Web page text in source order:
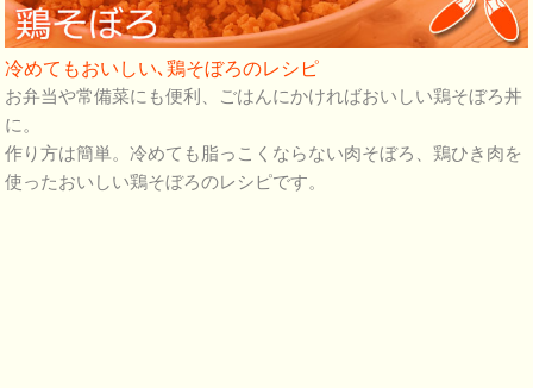
冷めてもおいしい､鶏そぼろのレシピ
お弁当や常備菜にも便利、ごはんにかければおいしい鶏そぼろ丼
に。
作り方は簡単。冷めても脂っこくならない肉そぼろ、鶏ひき肉を
使ったおいしい鶏そぼろのレシピです。